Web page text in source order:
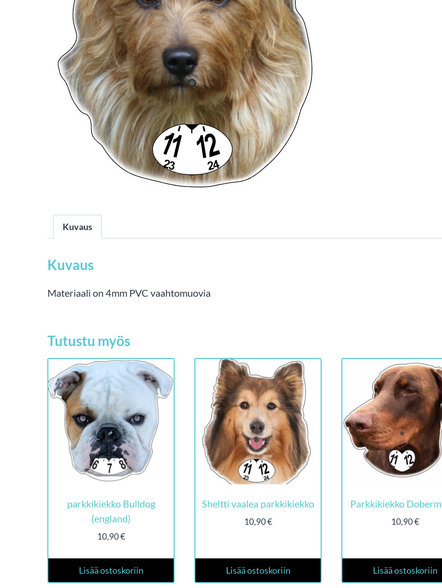
Kuvaus
Kuvaus
Materiaali on 4mm PVC vaahtomuovia
Tutustu myös
parkkikiekko Bulldog
(england)
10,90€
Lisää ostoskoriin
Sheltti vaalea parkkikiekko
10,90€
Lisää ostoskoriin
Parkkikiekko
10,90€
Lisää ostoskoriin